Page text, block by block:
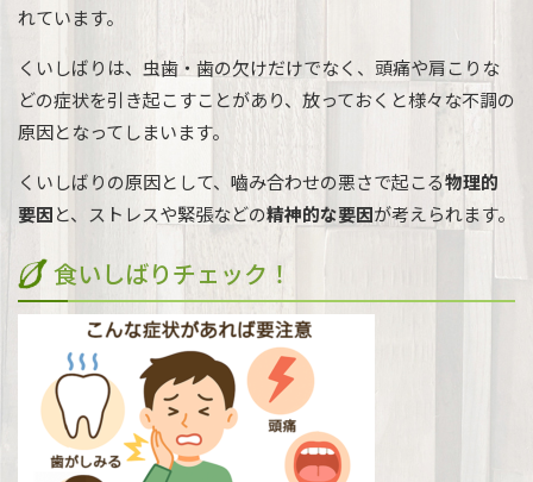
れています。
くいしばりは、虫歯・歯の欠けだけでなく、頭痛や肩こりな
どの症状を引き起こすことがあり、放っておくと様々な不調の
原因となってしまいます。
くいしばりの原因として、嚙み合わせの悪さで起こる物理的
要因と、ストレスや緊張などの精神的な要因が考えられます。
食いしばりチェック！